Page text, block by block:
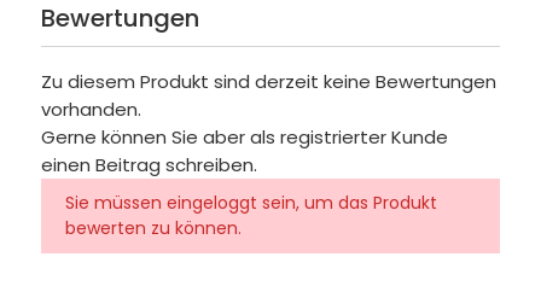
Bewertungen
Zu diesem Produkt sind derzeit keine Bewertungen
vorhanden.
Gerne können Sie aber als registrierter Kunde
einen Beitrag schreiben.
Sie müssen eingeloggt sein, um das Produkt
bewerten zu können.